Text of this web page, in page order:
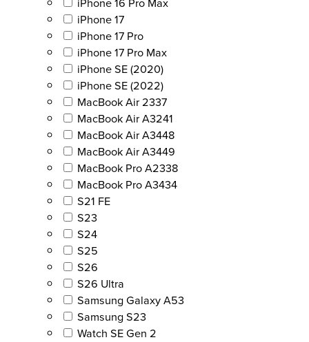
iPhone 17
iPhone 17 Pro
iPhone 17 Pro Max
iPhone SE (2020)
iPhone SE (2022)
MacBook Air 2337
MacBook Air A3241
MacBook Air A3448
MacBook Air A3449
MacBook Pro A2338
MacBook Pro A3434
S21 FE
S23
S24
S25
S26
S26 Ultra
Samsung Galaxy A53
Samsung S23
Watch SE Gen 2